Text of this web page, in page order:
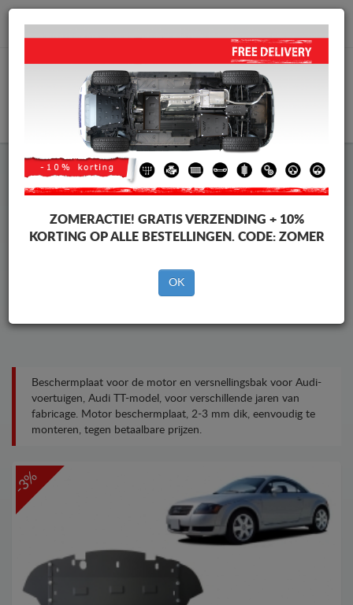
info@motorbeschermplaat.com
WINKELWAGEN
Beschermplaat Onder Auto
Audi TT
Beschermplaat voor de motor en versnellingsbak voor Audi-
voertuigen, Audi TT-model, voor verschillende jaren van
fabricage. Motor beschermplaat, 2-3 mm dik, eenvoudig te
monteren, tegen betaalbare prijzen.
-3%
ZOMERACTIE! GRATIS VERZENDING + 10%
KORTING OP ALLE BESTELLINGEN. CODE: ZOMER
OK